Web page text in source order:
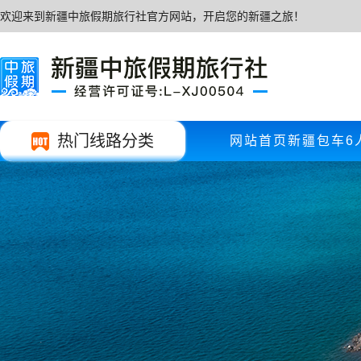
欢迎来到新疆中旅假期旅行社官方网站，开启您的新疆之旅！
热门线路分类 网站首页新疆包车6